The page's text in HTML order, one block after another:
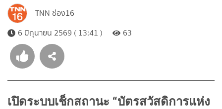
TNN ช่อง16
6 มิถุนายน 2569 ( 13:41 )
63
เปิดระบบเช็กสถานะ “บัตรสวัสดิการแห่ง